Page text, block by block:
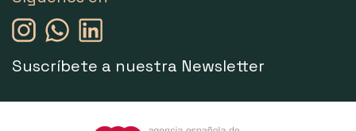
Suscríbete a nuestra Newsletter